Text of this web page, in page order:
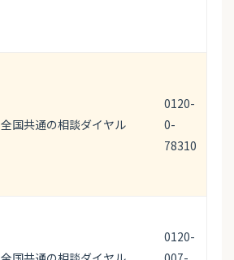
全国共通の相談ダイヤル
0120-
0-
78310
0120-